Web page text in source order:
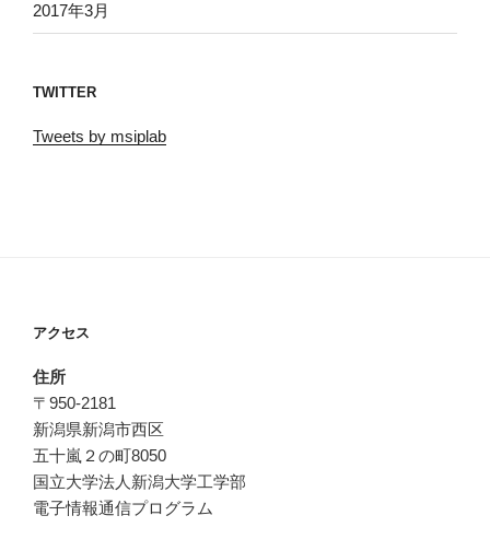
2017年3月
TWITTER
Tweets by msiplab
アクセス
住所
〒950-2181
新潟県新潟市西区
五十嵐２の町8050
国立大学法人新潟大学工学部
電子情報通信プログラム